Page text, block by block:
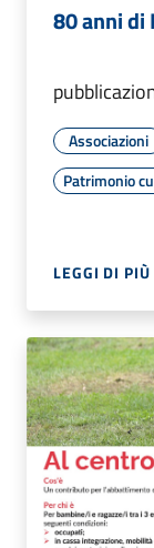
80 anni di
Associazioni
Patrimonio
LEGGI DI PIÙ